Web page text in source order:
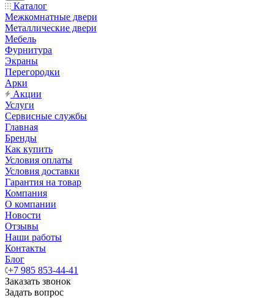
Каталог
Межкомнатные двери
Металлические двери
Мебель
Фурнитура
Экраны
Перегородки
Арки
Акции
Услуги
Сервисные службы
Главная
Бренды
Как купить
Условия оплаты
Условия доставки
Гарантия на товар
Компания
О компании
Новости
Отзывы
Наши работы
Контакты
Блог
+7 985 853-44-41
Заказать звонок
Задать вопрос